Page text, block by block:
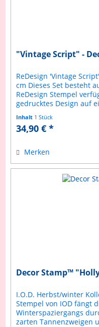
"Vintage Script" -
ReDesign 'Vintage
cm Dieses Set besteht
ReDesign Stempel
gedrucktes Design auf
Inhalt 1 Stück
34,90 € *
Merken
Decor Stamp™
I.O.D. Herbst/winter
Stempel von IOD fängt
Winterspaziergangs
zarten Tannenzweigen